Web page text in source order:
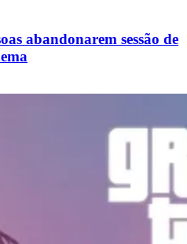
abandonarem sessão de